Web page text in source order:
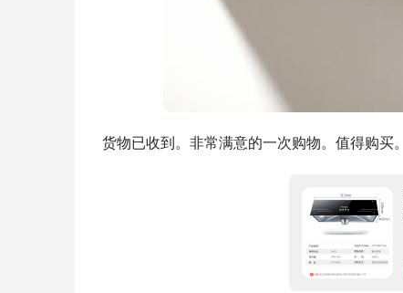
货物已收到。非常满意的一次购物。值得购买。